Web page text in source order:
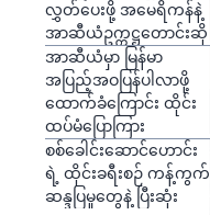
လွှတ်ပေးဖို့ အမေရိကန်နဲ့
အာဆီယံဥက္ကဋ္ဌတောင်းဆို
အာဆီယံမှာ မြန်မာ
အပြည့်အဝပြန်ပါလာဖို့
ထောက်ခံကြောင်း ထိုင်း
ထပ်မံပြောကြား
စစ်ခေါင်းဆောင်ဟောင်း
ရဲ့ ထိုင်းခရီးစဉ် ကန့်ကွက်
ဆန္ဒပြမှုတွေနဲ့ ပြီးဆုံး